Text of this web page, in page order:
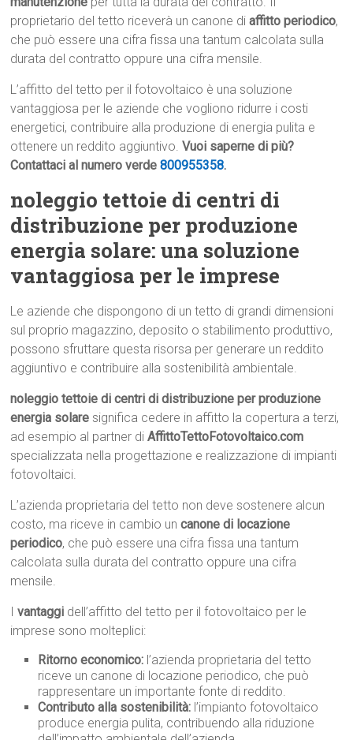
proprietario del tetto riceverà un canone diaffitto periodico,
che può essere una cifra fissa una tantum calcolata sulla
durata del contratto oppure una cifra mensile.
L’affitto del tetto per il fotovoltaico è una soluzione
vantaggiosa per le aziende che vogliono ridurre i costi
energetici, contribuire alla produzione di energia pulita e
ottenere un reddito aggiuntivo.Vuoi saperne di più?
Contattaci al numero verde800955358.
noleggio tettoie di centri di
distribuzione per produzione
energia solare: una soluzione
vantaggiosa per le imprese
Le aziende che dispongono di un tetto di grandi dimensioni
sul proprio magazzino, deposito o stabilimento produttivo,
possono sfruttare questa risorsa per generare un reddito
aggiuntivo e contribuire alla sostenibilità ambientale.
noleggio tettoie di centri di distribuzione per produzione
energia solare significa cedere in affitto la copertura a terzi,
ad esempio al partner diAffittoTettoFotovoltaico.com
specializzata nella progettazione e realizzazione di impianti
fotovoltaici.
L’azienda proprietaria del tetto non deve sostenere alcun
costo, ma riceve in cambio uncanone di locazione
periodico, che può essere una cifra fissa una tantum
calcolata sulla durata del contratto oppure una cifra
mensile.
Ivantaggi dell’affitto del tetto per il fotovoltaico per le
imprese sono molteplici:
Ritorno economico: l’azienda proprietaria del tetto
riceve un canone di locazione periodico, che può
rappresentare un importante fonte di reddito.
Contributo alla sostenibilità: l’impianto fotovoltaico
produce energia pulita, contribuendo alla riduzione